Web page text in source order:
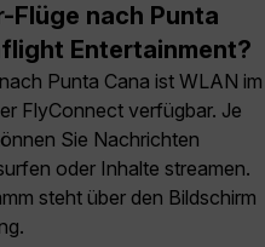
Flüge nach Punta
Entertainment?
Punta Cana ist WLAN im
FlyConnect verfügbar. Je
Sie Nachrichten
oder Inhalte streamen.
steht über den Bildschirm